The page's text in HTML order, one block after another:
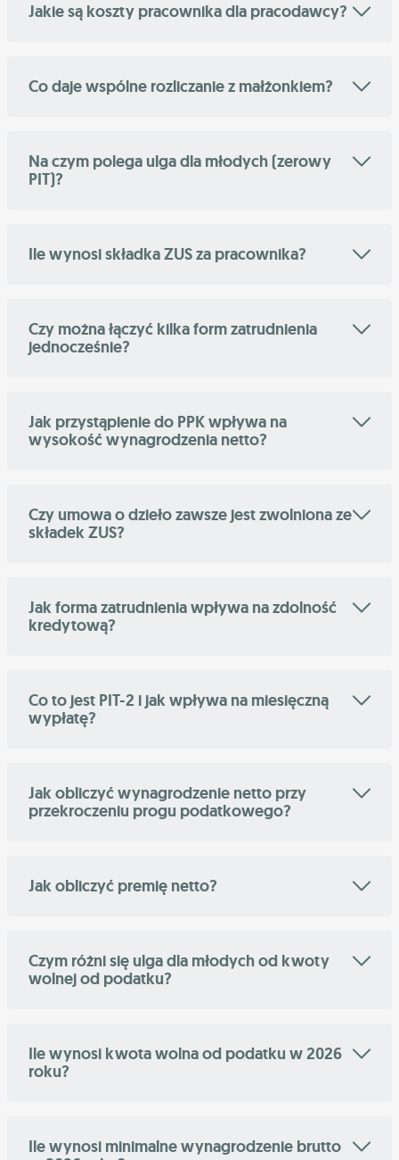
Jakie są koszty pracownika dla pracodawcy?
Co daje wspólne rozliczanie z małżonkiem?
Na czym polega ulga dla młodych (zerowy
PIT)?
Ile wynosi składka ZUS za pracownika?
Czy można łączyć kilka form zatrudnienia
jednocześnie?
Jak przystąpienie do PPK wpływa na
wysokość wynagrodzenia netto?
Czy umowa o dzieło zawsze jest zwolniona ze
składek ZUS?
Jak forma zatrudnienia wpływa na zdolność
kredytową?
Co to jest PIT-2 i jak wpływa na miesięczną
wypłatę?
Jak obliczyć wynagrodzenie netto przy
przekroczeniu progu podatkowego?
Jak obliczyć premię netto?
Czym różni się ulga dla młodych od kwoty
wolnej od podatku?
Ile wynosi kwota wolna od podatku w 2026
roku?
Ile wynosi minimalne wynagrodzenie brutto